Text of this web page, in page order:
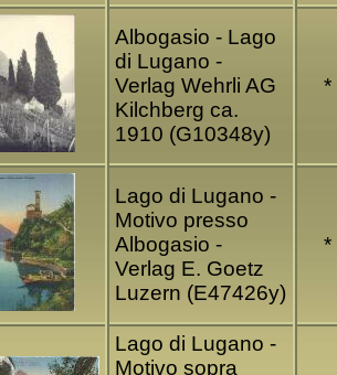
Albogasio - Lago
di Lugano -
Verlag Wehrli AG
Kilchberg ca.
1910 (G10348y)
*
Lago di Lugano -
Motivo presso
Albogasio -
Verlag E. Goetz
Luzern (E47426y)
*
Lago di Lugano -
Motivo sopra